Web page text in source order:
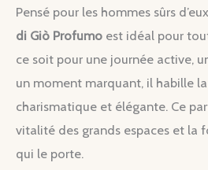
Pensé pour les hommes sûrs
di Giò Profumo est idéal pour
ce soit pour une journée active,
un moment marquant, il habille la
charismatique et élégante. Ce
vitalité des grands espaces et la
qui le porte.